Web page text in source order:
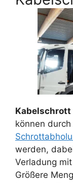
Kabelschrott
können
werden,
Verladung
Größere